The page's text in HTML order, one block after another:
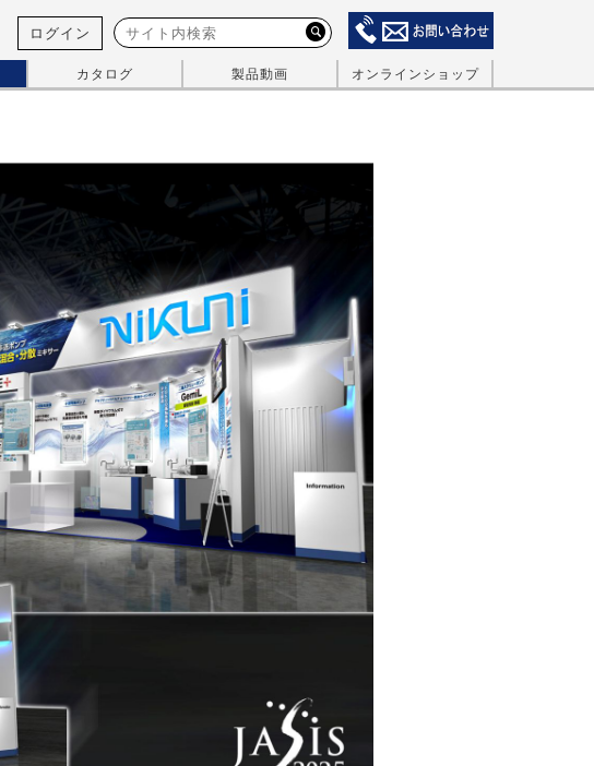
ログイン
カタログ 製品動画 オンラインショップ